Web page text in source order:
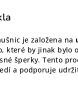
je založena na
které by jinak bylo
šperky. Tento
a podporuje